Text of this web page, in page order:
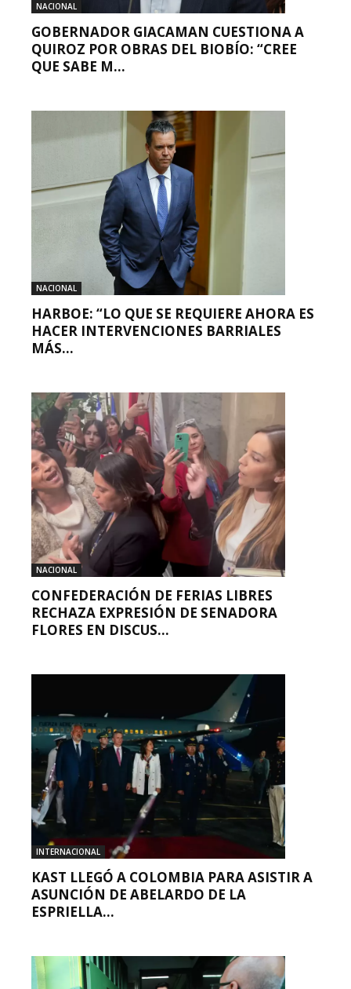
NACIONAL
GOBERNADOR GIACAMAN CUESTIONA A
QUIROZ POR OBRAS DEL BIOBÍO: “CREE
QUE SABE M...
NACIONAL
HARBOE: “LO QUE SE REQUIERE AHORA ES
HACER INTERVENCIONES BARRIALES
MÁS...
NACIONAL
CONFEDERACIÓN DE FERIAS LIBRES
RECHAZA EXPRESIÓN DE SENADORA
FLORES EN DISCUS...
INTERNACIONAL
KAST LLEGÓ A COLOMBIA PARA ASISTIR A
ASUNCIÓN DE ABELARDO DE LA
ESPRIELLA...